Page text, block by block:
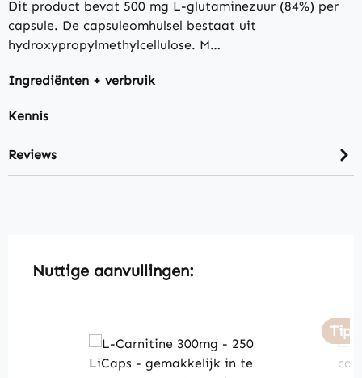
Dit product bevat 500 mg L-glutaminezuur (84%) per
capsule. De capsuleomhulsel bestaat uit
hydroxypropylmethylcellulose. M…
Ingrediënten + verbruik
Kennis
Reviews
Skip product gallery
Nuttige aanvullingen:
Tip
Tip